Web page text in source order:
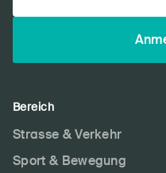
Bereich
Strasse & Verkehr
Sport & Bewegung